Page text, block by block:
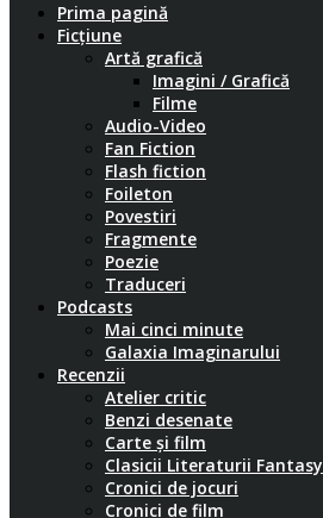
Prima pagină
Ficțiune
Artă grafică
Imagini / Grafică
Filme
Audio-Video
Fan Fiction
Flash fiction
Foileton
Povestiri
Fragmente
Poezie
Traduceri
Podcasts
Mai cinci minute
Galaxia Imaginarului
Recenzii
Atelier critic
Benzi desenate
Carte și film
Clasicii Literaturii Fantasy
Cronici de jocuri
Cronici de film